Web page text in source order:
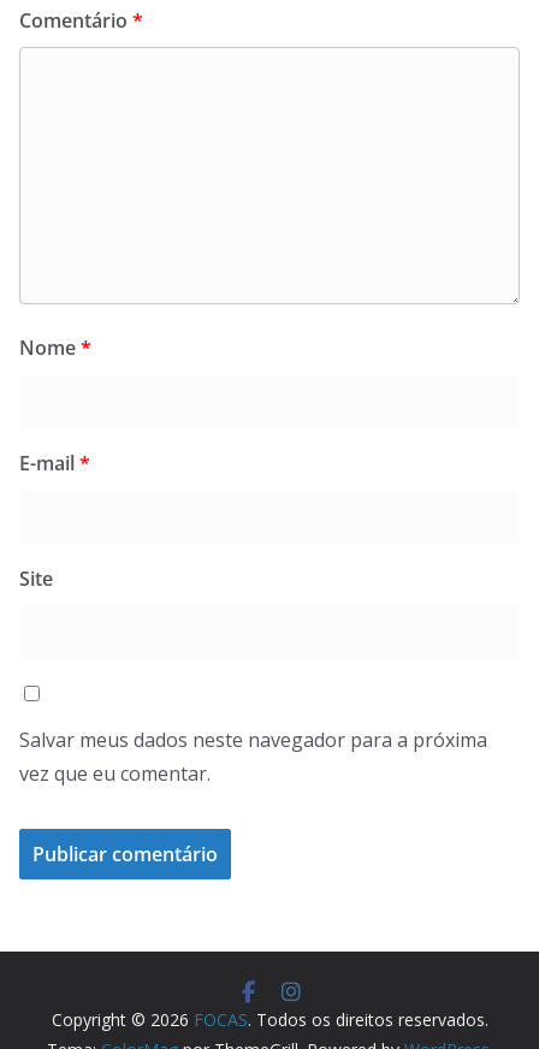
Comentário *
Nome*
E-mail*
Site
Salvar meus dados neste navegador para a próxima
vez que eu comentar.
Copyright © 2026 FOCAS. Todos os direitos reservados.